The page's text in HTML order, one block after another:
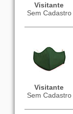
Visitante
Sem Cadastro
Visitante
Sem Cadastro